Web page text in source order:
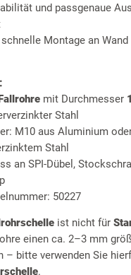
und passgenaue
Montage an Wand
mit Durchmesser
Stahl
M10 aus Aluminium
Stahl
an SPI-Dübel,
50227
ist nicht für
einen ca. 2–3 mm
– bitte verwenden Sie
.